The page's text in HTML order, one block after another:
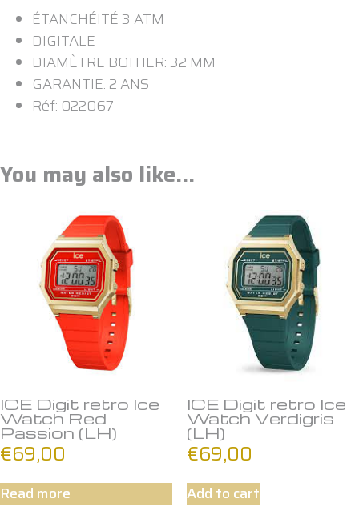
ÉTANCHÉITÉ 3 ATM
DIGITALE
DIAMÈTRE BOITIER: 32 MM
GARANTIE: 2 ANS
Réf: 022067
You may also like…
ICE Digit retro Ice
Watch Red
Passion (LH)
€69,00
Read more
ICE Digit retro Ice
Watch Verdigris
(LH)
€69,00
Add to cart